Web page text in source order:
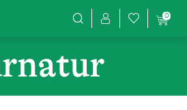
Produktsuche
0